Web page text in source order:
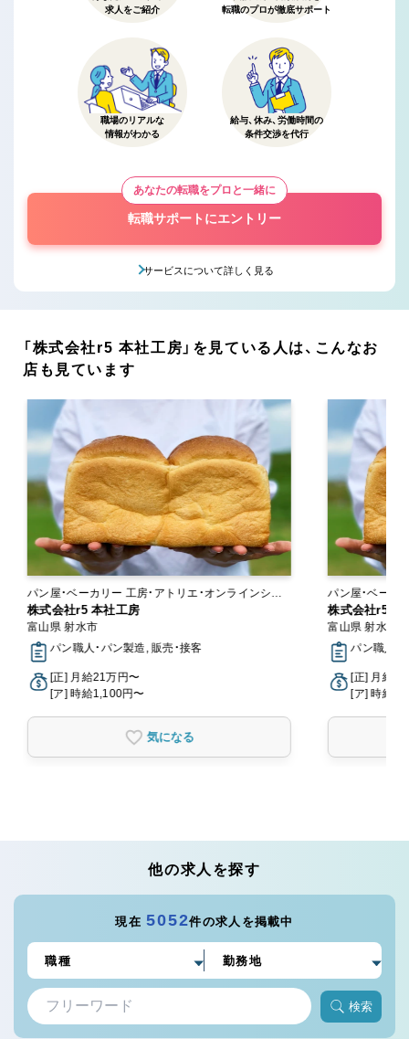
求人をご紹介
転職のプロが徹底サポート
職場のリアルな
情報がわかる
給与、休み、労働時間の
条件交渉を代行
あなたの転職をプロと一緒に
転職サポートにエントリー
サービスについて詳しく見る
「株式会社r5 本社工房」を見ている人は、こんなお
店も見ています
パン屋・ベーカリー 工房・アトリエ・オンラインショ
ップ
株式会社r5 本社工房
富山県 射水市
パン職人・パン製造, 販売・接客
[正] 月給21万円〜
[ア] 時給1,100円〜
気になる
パン屋・ベーカリー 工房・アトリエ・オン
ップ
株式会社r5 本
富山県 射水市
パン職人・
[正] 月給
[ア] 時給
他の求人を探す
現在5052件の求人を掲載中
検索